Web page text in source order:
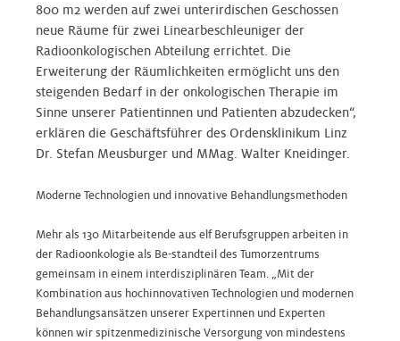
800 m2 werden auf zwei unterirdischen Geschossen
neue Räume für zwei Linearbeschleuniger der
Radioonkologischen Abteilung errichtet. Die
Erweiterung der Räumlichkeiten ermöglicht uns den
steigenden Bedarf in der onkologischen Therapie im
Sinne unserer Patientinnen und Patienten abzudecken“,
erklären die Geschäftsführer des Ordensklinikum Linz
Dr. Stefan Meusburger und MMag. Walter Kneidinger.
Moderne Technologien und innovative Behandlungsmethoden
Mehr als 130 Mitarbeitende aus elf Berufsgruppen arbeiten in
der Radioonkologie als Be-standteil des Tumorzentrums
gemeinsam in einem interdisziplinären Team. „Mit der
Kombination aus hochinnovativen Technologien und modernen
Behandlungsansätzen unserer Expertinnen und Experten
können wir spitzenmedizinische Versorgung von mindestens